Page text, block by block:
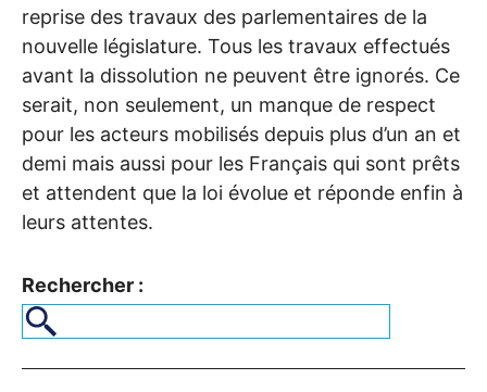
reprise des travaux des parlementaires de la
nouvelle législature. Tous les travaux effectués
avant la dissolution ne peuvent être ignorés. Ce
serait, non seulement, un manque de respect
pour les acteurs mobilisés depuis plus d’un an et
demi mais aussi pour les Français qui sont prêts
et attendent que la loi évolue et réponde enfin à
leurs attentes.
Rechercher :